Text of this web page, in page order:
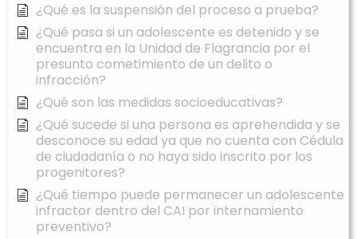
¿Qué es la suspensión del proceso a prueba?
¿Qué pasa si un adolescente es detenido y se
encuentra en la Unidad de Flagrancia por el
presunto cometimiento de un delito o
infracción?
¿Qué son las medidas socioeducativas?
¿Qué sucede si una persona es aprehendida y se
desconoce su edad ya que no cuenta con Cédula
de ciudadanía o no haya sido inscrito por los
progenitores?
¿Qué tiempo puede permanecer un adolescente
infractor dentro del CAI por internamiento
preventivo?